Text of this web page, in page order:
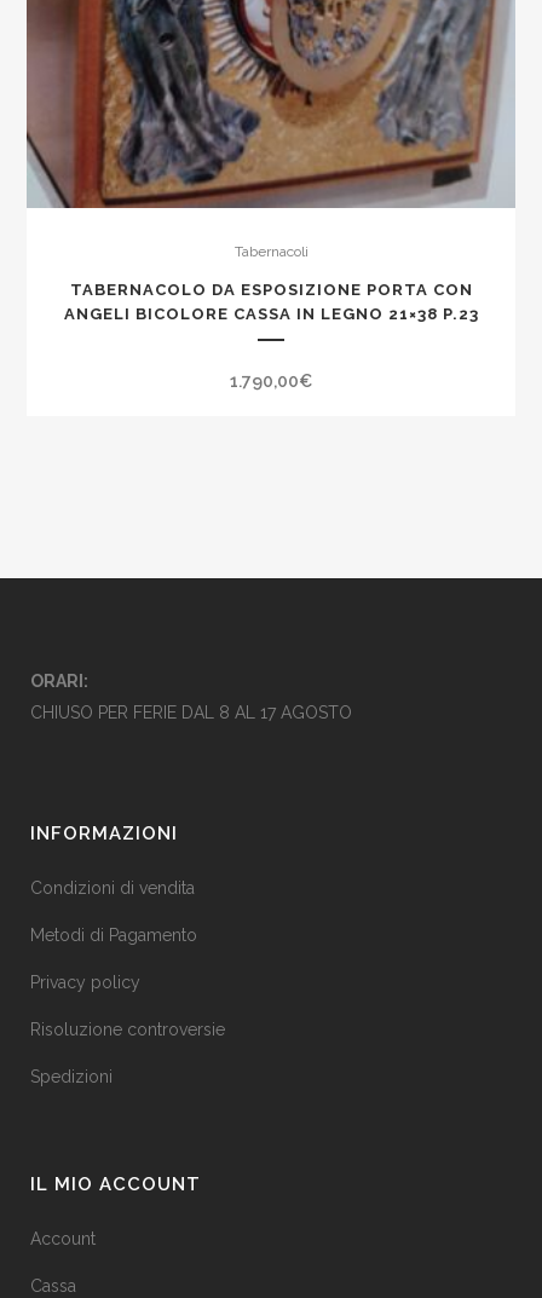
Tabernacoli
TABERNACOLO DA ESPOSIZIONE PORTA CON
ANGELI BICOLORE CASSA IN LEGNO 21×38 P.23
1.790,00€
ORARI:
CHIUSO PER FERIE DAL 8 AL 17 AGOSTO
INFORMAZIONI
Condizioni di vendita
Metodi di Pagamento
Privacy policy
Risoluzione controversie
Spedizioni
IL MIO ACCOUNT
Account
Cassa